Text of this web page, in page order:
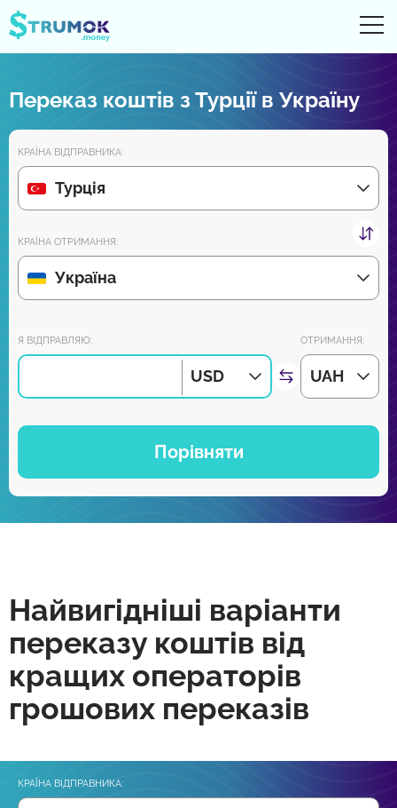
Рахунки Online
Огляди партнерів
Зовсім скоро завантажуйте додаток на Android та iPhone:
Приєднуйся до нас:
Переказ коштів з Турції в Україну
КРАЇНА ВІДПРАВНИКА:
Турція
КРАЇНА ОТРИМАННЯ:
Україна
Я ВІДПРАВЛЯЮ:
USD
ОТРИМАННЯ:
UAH
Порівняти
Найвигідніші варіанти
переказу коштів від
кращих операторів
грошових переказів
КРАЇНА ВІДПРАВНИКА: